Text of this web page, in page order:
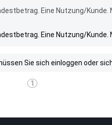
Eine Nutzung/
Eine Nutzung/
Sie sich einloggen oder
1